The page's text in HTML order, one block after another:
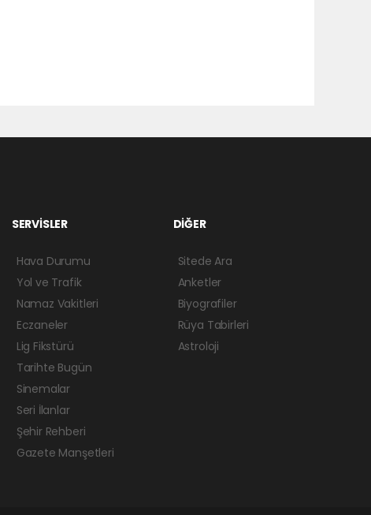
SERVİSLER
Hava Durumu
Yol ve Trafik
Namaz Vakitleri
Eczaneler
Lig Fikstürü
Tarihte Bugün
Sinemalar
Seri İlanlar
Şehir Rehberi
Gazete Manşetleri
DİĞER
Sitede Ara
Anketler
Biyografiler
Rüya Tabirleri
Astroloji